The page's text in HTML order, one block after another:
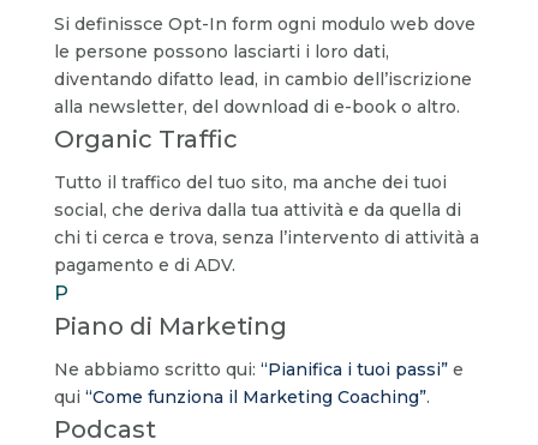
Si definissce Opt-In form ogni modulo web dove
le persone possono lasciarti i loro dati,
diventando difatto lead, in cambio dell’iscrizione
alla newsletter, del download di e-book o altro.
Organic Traffic
Tutto il traffico del tuo sito, ma anche dei tuoi
social, che deriva dalla tua attività e da quella di
chi ti cerca e trova, senza l’intervento di attività a
pagamento e di ADV.
P
Piano di Marketing
Ne abbiamo scritto qui: “Pianifica i tuoi passi”e
qui “Come funziona il Marketing Coaching”.
Podcast